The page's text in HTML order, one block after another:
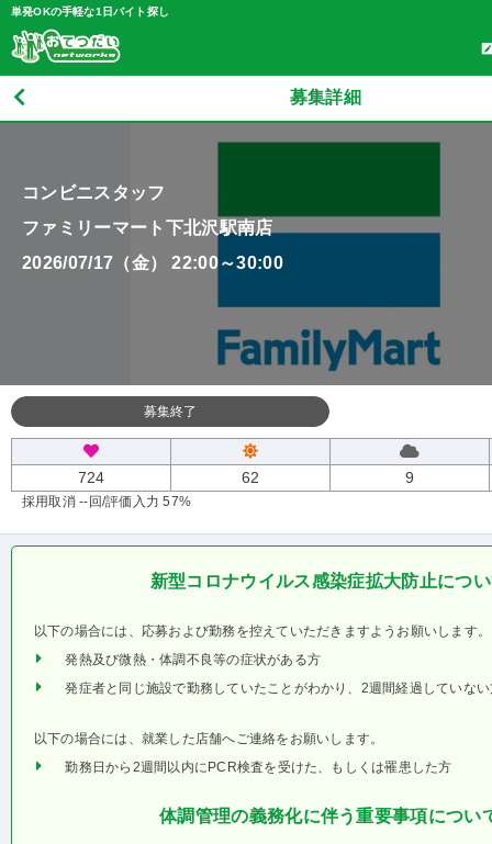
単発OKの手軽な1日バイト探し
募集詳細
コンビニスタッフ
ファミリーマート下北沢駅南店
2026/07/17（金） 22:00～30:00
募集終了
724 62 9
採用取消 --回/評価入力 57%
新型コロナウイルス感染症拡大防止につ
以下の場合には、応募および勤務を控えていただきますようお願いします。
発熱及び微熱・体調不良等の症状がある方
発症者と同じ施設で勤務していたことがわかり、2週間経過していな
以下の場合には、就業した店舗へご連絡をお願いします。
勤務日から2週間以内にPCR検査を受けた、もしくは罹患した方
体調管理の義務化に伴う重要事項につい